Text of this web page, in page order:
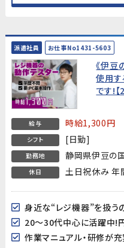
派遣社員 お仕事No1431-5603
《伊豆
使用す
です!
給与 時給1,300円
シフト [日勤]
勤務地 静岡県伊豆の
休日 土日祝休み 年
身近な“レジ機器”を扱う